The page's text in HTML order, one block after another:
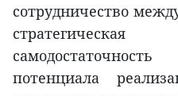
сотрудничество
потенциала